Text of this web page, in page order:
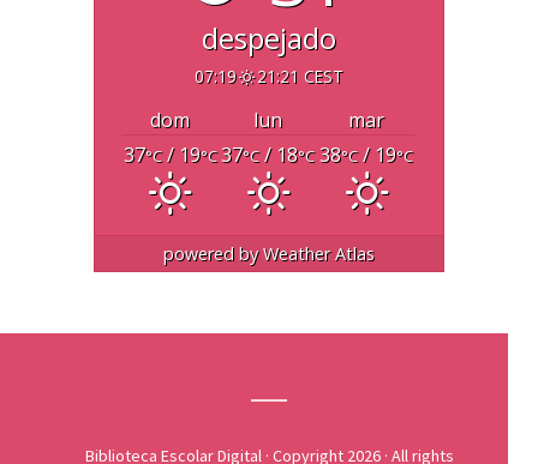
despejado
07:19 21:21 CEST
dom lun
mar
37°C/ 19°C37°C/ 18°C 38°C/ 19°C
powered byWeather Atlas
Biblioteca Escolar Digital · Copyright 2026 · All rights